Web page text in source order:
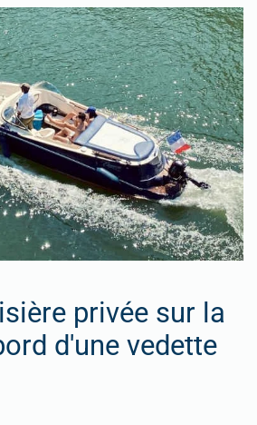
privée sur la
d'une vedette